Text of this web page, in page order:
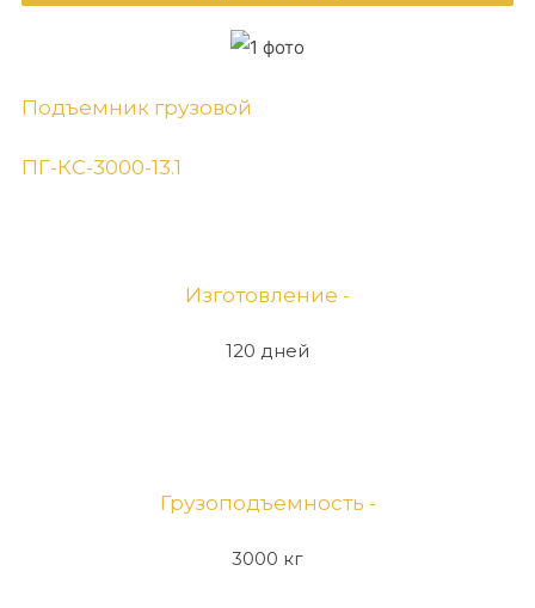
Подъемник грузовой
ПГ-КС-3000-13.1
Изготовление -
120 дней
Грузоподъемность -
3000 кг